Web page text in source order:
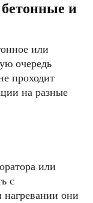
и
или
очередь
проходит
на разные
или
с
они